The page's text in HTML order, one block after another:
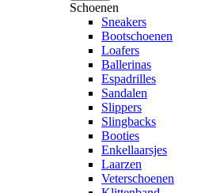
Schoenen
Sneakers
Bootschoenen
Loafers
Ballerinas
Espadrilles
Sandalen
Slippers
Slingbacks
Booties
Enkellaarsjes
Laarzen
Veterschoenen